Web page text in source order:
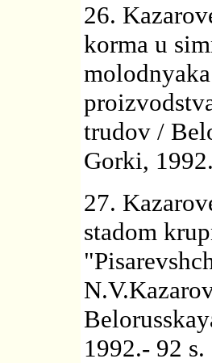
26.
korma u
trudov /
Gorki,
27.
stadom
1992.- 92 s.